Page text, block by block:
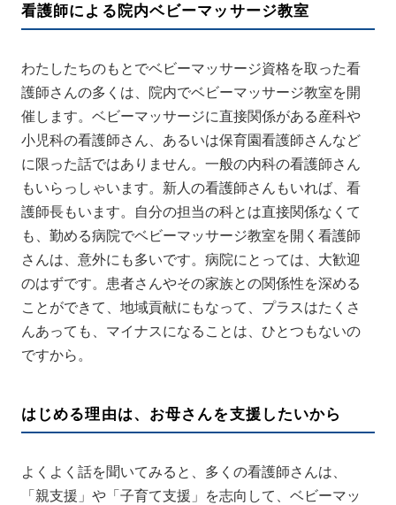
看護師による院内ベビーマッサージ教室
わたしたちのもとでベビーマッサージ資格を取った看
護師さんの多くは、院内でベビーマッサージ教室を開
催します。ベビーマッサージに直接関係がある産科や
小児科の看護師さん、あるいは保育園看護師さんなど
に限った話ではありません。一般の内科の看護師さん
もいらっしゃいます。新人の看護師さんもいれば、看
護師長もいます。自分の担当の科とは直接関係なくて
も、勤める病院でベビーマッサージ教室を開く看護師
さんは、意外にも多いです。病院にとっては、大歓迎
のはずです。患者さんやその家族との関係性を深める
ことができて、地域貢献にもなって、プラスはたくさ
んあっても、マイナスになることは、ひとつもないの
ですから。
はじめる理由は、お母さんを支援したいから
よくよく話を聞いてみると、多くの看護師さんは、
「親支援」や「子育て支援」を志向して、ベビーマッ